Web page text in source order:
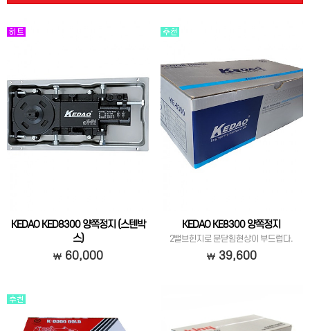
KEDAO KED8300 양쪽정지 (스텐박
스)
스텐레스케이스로 부식이 없고, 2밸브로
60,000
KEDAO KE8300 양쪽정지
2밸브힌지로 문닫힘현상이 부드럽다.
39,600